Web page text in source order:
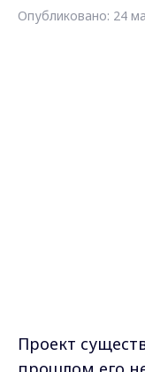
Опубликовано: 24
Проект